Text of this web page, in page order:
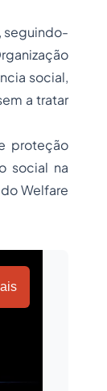
seguindo-
social,
a tratar
proteção
social na
Welfare